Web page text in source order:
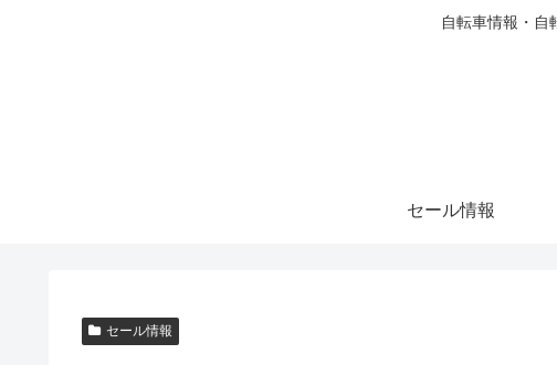
自転車情報・自
セール情報
セール情報